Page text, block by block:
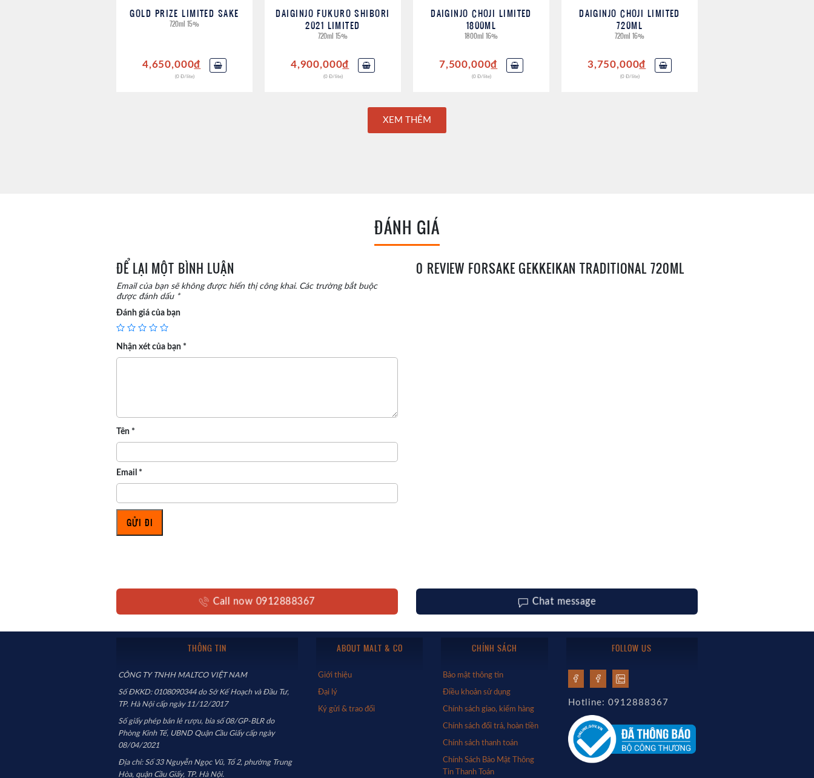
GOLD PRIZE LIMITED SAKE
720ml 15%
4,650,000đ
(0 Đ/lite)
DAIGINJO FUKURO SHIBORI
2021 LIMITED
720ml 15%
4,900,000đ
(0 Đ/lite)
DAIGINJO CHOJI LIMITED
1800ML
1800ml 16%
7,500,000đ
(0 Đ/lite)
DAIGINJO CHOJI LIMITED
720ML
720ml 16%
3,750,000đ
(0 Đ/lite)
XEM THÊM
ĐÁNH GIÁ
ĐỂ LẠI MỘT BÌNH LUẬN
Email của bạn sẽ không được hiển thị công khai. Các trường bắt buộc
được đánh dấu *
Đánh giá của bạn
Nhận xét của bạn *
Tên *
Email *
0 REVIEW FORSAKE GEKKEIKAN TRADITIONAL 720ML
Call now 0912888367 Chat message
THÔNG TIN
CÔNG TY TNHH MALTCO VIỆT NAM
Số ĐKKD: 0108090344 do Sở Kế Hoạch và Đầu Tư,
TP. Hà Nội cấp ngày 11/12/2017
Số giấy phép bán lẻ rượu, bia số 08/GP-BLR do
Phòng Kinh Tế, UBND Quận Cầu Giấy cấp ngày
08/04/2021
Địa chỉ: Số 33 Nguyễn Ngọc Vũ, Tổ 2, phường Trung
Hòa, quận Cầu Giấy, TP. Hà Nội.
ABOUT MALT & CO
Giới thiệu
Đại lý
Ký gửi & trao đổi
CHÍNH SÁCH
Bảo mật thông tin
Điều khoản sử dụng
Chính sách giao, kiểm hàng
Chính sách đổi trả, hoàn tiền
Chính sách thanh toán
Chính Sách Bảo Mật Thông
Tin Thanh Toán
FOLLOW US
Hotline: 0912888367